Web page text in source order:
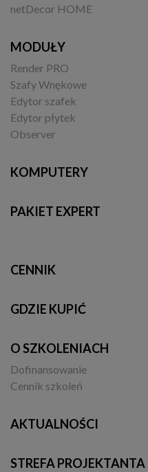
netDecor HOME
MODUŁY
Render PRO
Szafy Wnękowe
Edytor szafek
Edytor płytek
Observer
KOMPUTERY
PAKIET EXPERT
CENNIK
GDZIE KUPIĆ
O SZKOLENIACH
Dofinansowanie
Cennik szkoleń
AKTUALNOŚCI
STREFA PROJEKTANTA